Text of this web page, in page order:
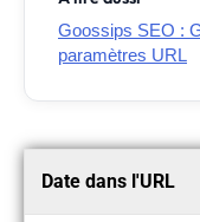
Goossips SEO :
paramètres URL
Date dans l'URL